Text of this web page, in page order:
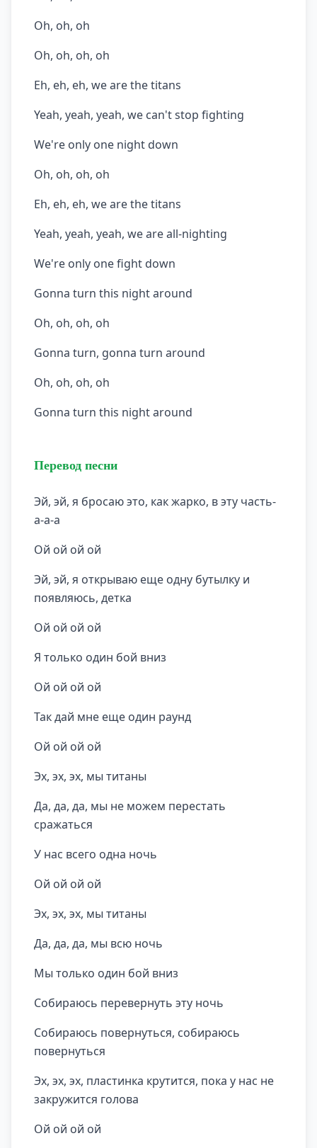
Oh, oh, oh
Oh, oh, oh, oh
Eh, eh, eh, we are the titans
Yeah, yeah, yeah, we can't stop fighting
We're only one night down
Oh, oh, oh, oh
Eh, eh, eh, we are the titans
Yeah, yeah, yeah, we are all-nighting
We're only one fight down
Gonna turn this night around
Oh, oh, oh, oh
Gonna turn, gonna turn around
Oh, oh, oh, oh
Gonna turn this night around
Перевод песни
Эй, эй, я бросаю это, как жарко, в эту часть-
а-а-а
Ой ой ой ой
Эй, эй, я открываю еще одну бутылку и
появляюсь, детка
Ой ой ой ой
Я только один бой вниз
Ой ой ой ой
Так дай мне еще один раунд
Ой ой ой ой
Эх, эх, эх, мы титаны
Да, да, да, мы не можем перестать
сражаться
У нас всего одна ночь
Ой ой ой ой
Эх, эх, эх, мы титаны
Да, да, да, мы всю ночь
Мы только один бой вниз
Собираюсь перевернуть эту ночь
Собираюсь повернуться, собираюсь
повернуться
Эх, эх, эх, пластинка крутится, пока у нас не
закружится голова
Ой ой ой ой